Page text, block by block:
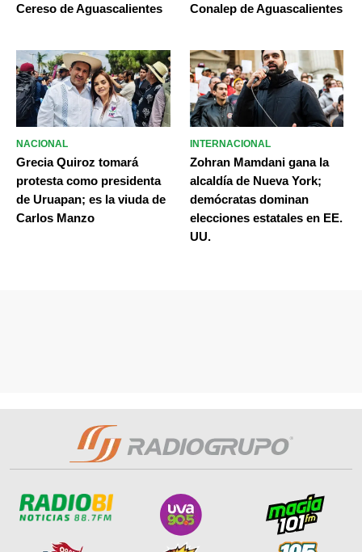
Cereso de Aguascalientes
Conalep de Aguascalientes
NACIONAL
Grecia Quiroz tomará
protesta como presidenta
de Uruapan; es la viuda de
Carlos Manzo
INTERNACIONAL
Zohran Mamdani gana la
alcaldía de Nueva York;
demócratas dominan
elecciones estatales en EE.
UU.